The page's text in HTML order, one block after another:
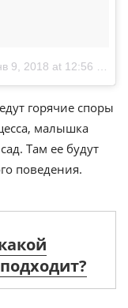
9, 2018 at 12:56 PST
горячие споры
малышка
Там ее будут
поведения.